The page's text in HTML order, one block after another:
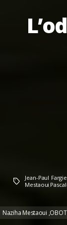
Tag Jean-Paul
Mestaoui
Naziha Mestaoui